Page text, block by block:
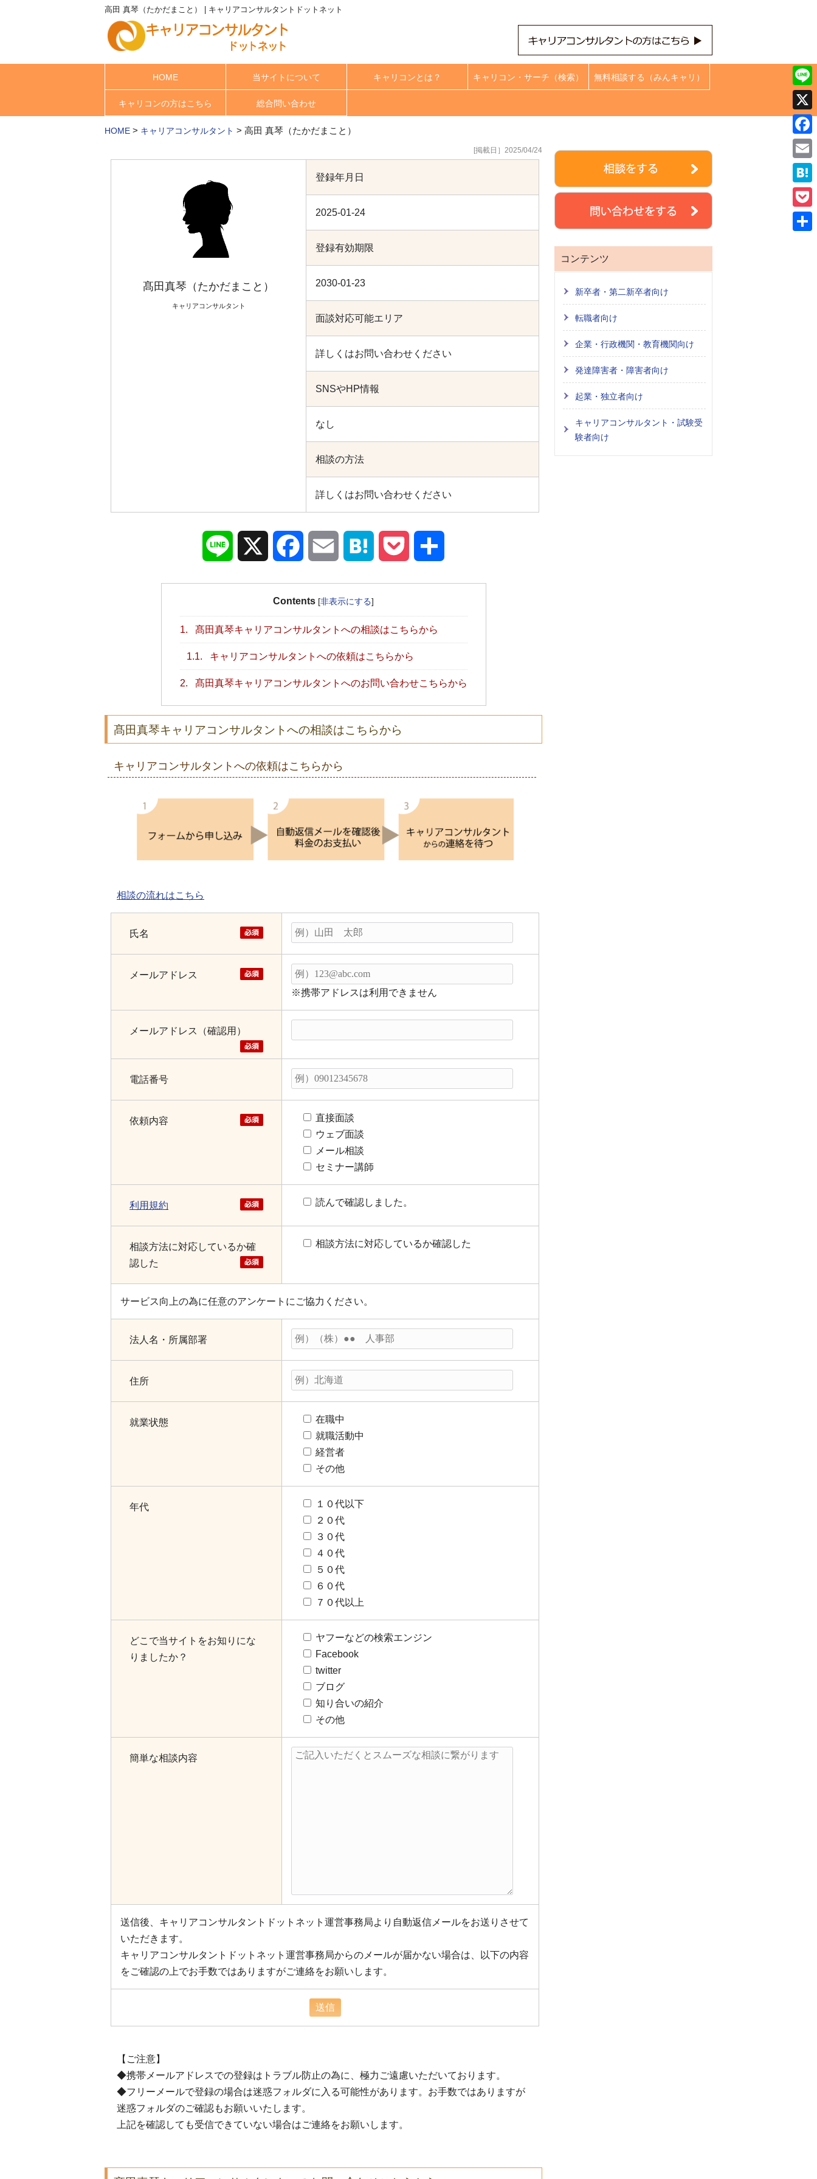
高田 真琴（たかだまこと） | キャリアコンサルタントドットネット
HOME 当サイトについて キャリコンとは？ キャリコン・サーチ（検索） 無料相談する（みんキャリ）
キャリコンの方はこちら 総合問い合わせ
HOME > キャリアコンサルタント > 高田 真琴（たかだまこと）
[掲載日］2025/04/24
髙田真琴（たかだまこと）
キャリアコンサルタント
登録年月日
2025-01-24
登録有効期限
2030-01-23
面談対応可能エリア
詳しくはお問い合わせください
SNSやHP情報
なし
相談の方法
詳しくはお問い合わせください
Line Facebook Email Hatena Pocket
Contents [非表示にする]
1. 髙田真琴キャリアコンサルタントへの相談はこちらから
1.1. キャリアコンサルタントへの依頼はこちらから
2. 髙田真琴キャリアコンサルタントへのお問い合わせこちらから
髙田真琴キャリアコンサルタントへの相談はこちらから
キャリアコンサルタントへの依頼はこちらから
相談の流れはこちら
氏名
メールアドレス
※携帯アドレスは利用できません
メールアドレス（確認用）
電話番号
依頼内容
直接面談
ウェブ面談
メール相談
セミナー講師
利用規約 読んで確認しました。
相談方法に対応しているか確
認した
相談方法に対応しているか確認した
サービス向上の為に任意のアンケートにご協力ください。
法人名・所属部署
住所
就業状態
在職中
就職活動中
経営者
その他
年代
１０代以下
２０代
３０代
４０代
５０代
６０代
７０代以上
どこで当サイトをお知りにな
りましたか？
ヤフーなどの検索エンジン
Facebook
twitter
ブログ
知り合いの紹介
その他
簡単な相談内容
送信後、キャリアコンサルタントドットネット運営事務局より自動返信メールをお送りさせて
いただきます。
キャリアコンサルタントドットネット運営事務局からのメールが届かない場合は、以下の内容
をご確認の上でお手数ではありますがご連絡をお願いします。
【ご注意】
◆携帯メールアドレスでの登録はトラブル防止の為に、極力ご遠慮いただいております。
◆フリーメールで登録の場合は迷惑フォルダに入る可能性があります。お手数ではありますが
迷惑フォルダのご確認もお願いいたします。
上記を確認しても受信できていない場合はご連絡をお願いします。
コンテンツ
新卒者・第二新卒者向け
転職者向け
企業・行政機関・教育機関向け
発達障害者・障害者向け
起業・独立者向け
キャリアコンサルタント・試験受
験者向け
Line
X
Email